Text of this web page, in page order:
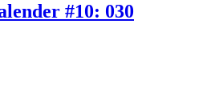
#10: 030